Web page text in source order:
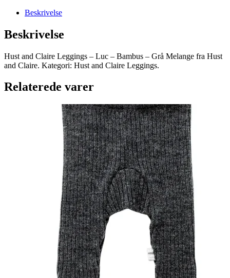
Beskrivelse
Beskrivelse
Hust and Claire Leggings – Luc – Bambus – Grå Melange fra Hust
and Claire. Kategori: Hust and Claire Leggings.
Relaterede varer